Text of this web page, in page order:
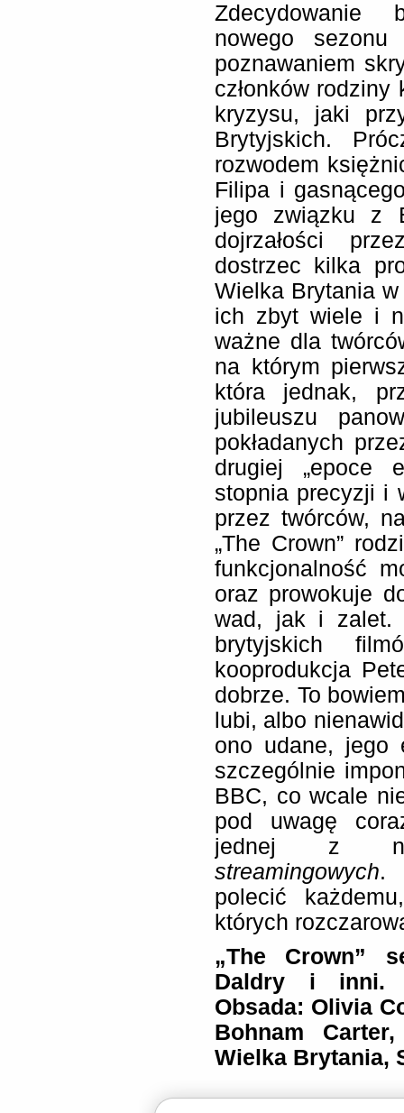
Zdecydowanie
nowego
poznawaniem
członków
kryzysu, jaki
Brytyjskich.
rozwodem
Filipa i
jego związku z
dojrzałości
dostrzec kilka
Wielka Brytania
ich zbyt wiele i
ważne dla
na którym
która jednak,
jubileuszu
pokładanych
drugiej „epoce
stopnia precyzji i
przez twórców,
„The Crown”
funkcjonalność
oraz prowokuje
wad, jak i zalet.
brytyjskich
kooprodukcja
dobrze. To
lubi, albo
ono udane, jego
szczególnie
BBC, co wcale
pod uwagę
jednej z
streamingowych.
polecić
których
„The Crown”
Daldry i
Obsada: Olivia
Bohnam
Wielka Brytania,